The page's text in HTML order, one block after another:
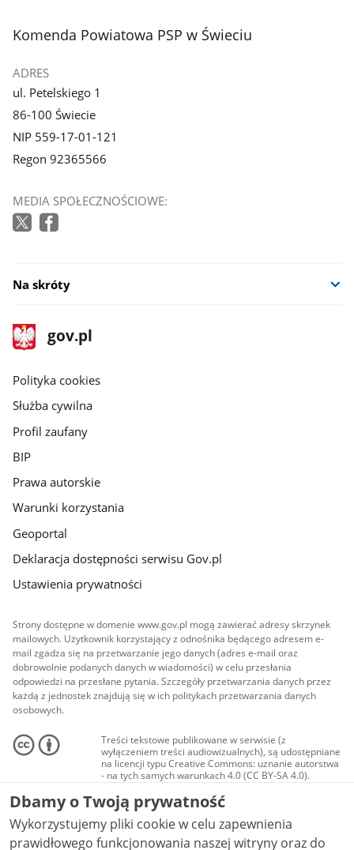
galerii.
galerii.
stopka
Komenda Powiatowa PSP w Świeciu
ADRES
ul. Petelskiego 1
86-100 Świecie
NIP 559-17-01-121
Regon 92365566
MEDIA SPOŁECZNOŚCIOWE:
Na skróty
stopka
gov.pl
Strona
gov.pl
gov.pl
Polityka cookies
Służba cywilna
Profil zaufany
BIP
Prawa autorskie
Warunki korzystania
Geoportal
Deklaracja dostępności serwisu Gov.pl
Ustawienia prywatności
Strony dostępne w domenie www.gov.pl mogą zawierać adresy skrzynek
mailowych. Użytkownik korzystający z odnośnika będącego adresem e-
mail zgadza się na przetwarzanie jego danych (adres e-mail oraz
dobrowolnie podanych danych w wiadomości) w celu przesłania
odpowiedzi na przesłane pytania. Szczegóły przetwarzania danych przez
każdą z jednostek znajdują się w ich politykach przetwarzania danych
osobowych.
Treści tekstowe publikowane w serwisie (z
wyłączeniem treści audiowizualnych), są udostępniane
na licencji typu Creative Commons: uznanie autorstwa
- na tych samych warunkach 4.0 (CC BY-SA 4.0).
Materiały audiowizualne, w tym zdjęcia, materiały
audio i wideo, są udostępniane na licencji typu
Creative Commons: uznanie autorstwa użycie
niekomercyjne - bez utworów zależnych 4.0 (CC BY-
NC-ND 4.0), o ile nie jest to stwierdzone inaczej.
Dbamy o Twoją prywatność
Wykorzystujemy pliki cookie w celu zapewnienia
prawidłowego funkcjonowania naszej witryny oraz do